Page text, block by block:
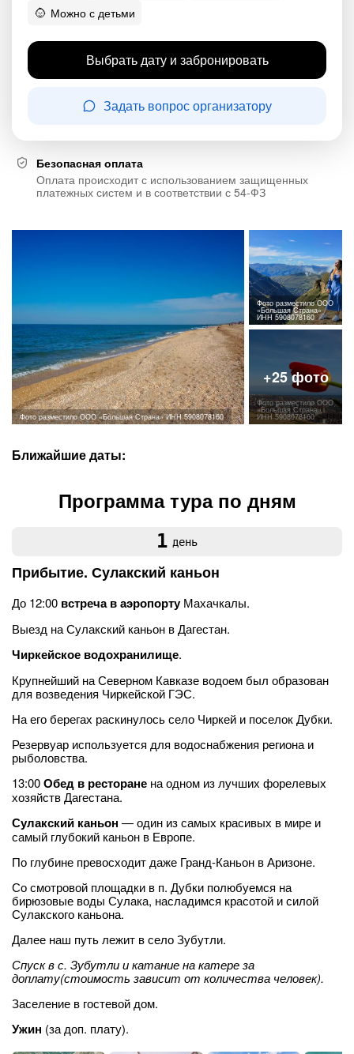
Можно с детьми
Выбрать дату и забронировать
Задать вопрос организатору
Безопасная оплата
Оплата происходит с использованием защищенных
платежных систем и в соответствии с 54-ФЗ
Фото разместило ООО «Большая Страна» ИНН 5908078160
Фото разместило ООО
«Большая Страна»
ИНН 5908078160
Фото разместило ООО
«Большая Страна»
ИНН 5908078160
Ближайшие даты:
Программа тура по дням
1 день
Прибытие. Сулакский каньон
До 12:00 встреча в аэропортуМахачкалы.
Выезд на Сулакский каньон в Дагестан.
Чиркейское водохранилище.
Крупнейший на Северном Кавказе водоем был образован
для возведения Чиркейской ГЭС.
На его берегах раскинулось село Чиркей и поселок Дубки.
Резервуар используется для водоснабжения региона и
рыболовства.
13:00Обед в ресторане на одном из лучших форелевых
хозяйств Дагестана.
Сулакский каньон — один из самых красивых в мире и
самый глубокий каньон в Европе.
По глубине превосходит даже Гранд-Каньон в Аризоне.
Со смотровой площадки в п. Дубки полюбуемся на
бирюзовые воды Сулака, насладимся красотой и силой
Сулакского каньона.
Далее наш путь лежит в село Зубутли.
Спуск в с. Зубутли и катание на катере за
доплату(стоимость зависит от количества человек).
Заселение в гостевой дом.
Ужин (за доп. плату).